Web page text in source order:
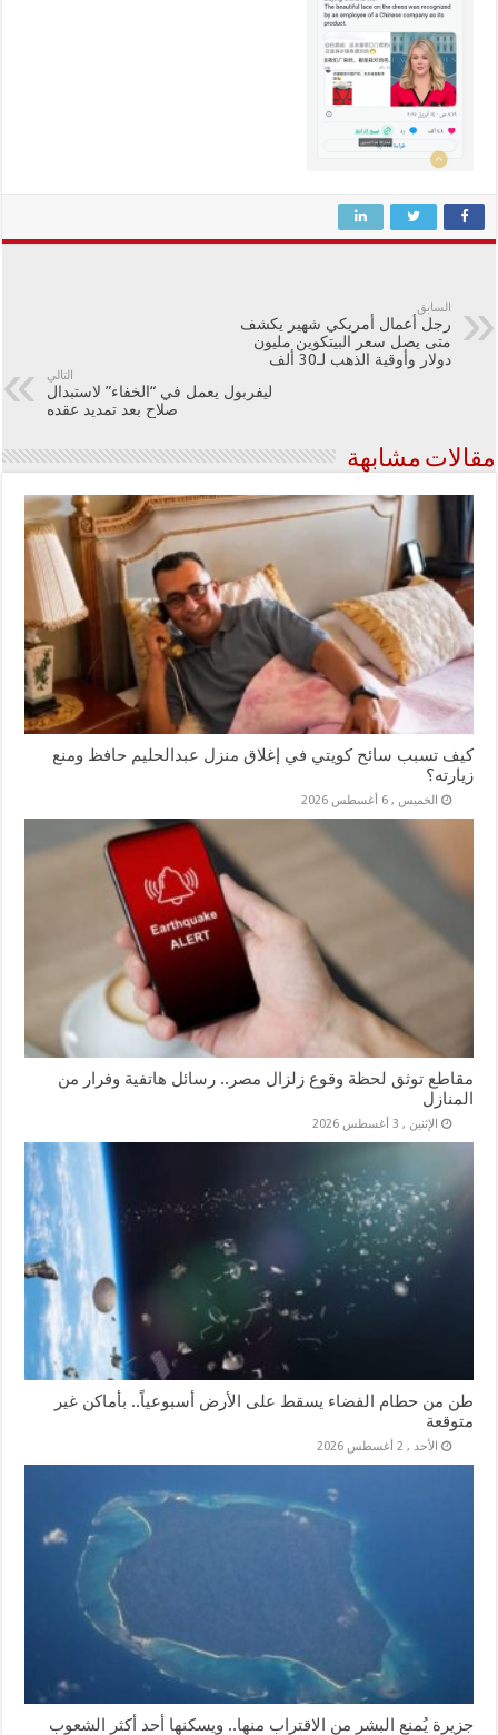
السابق
رجل أعمال أمريكي شهير يكشف
متى يصل سعر البيتكوين مليون
دولار وأوقية الذهب لـ30 ألف
التالي
ليفربول يعمل في “الخفاء” لاستبدال
صلاح بعد تمديد عقده
مقالات مشابهة
كيف تسبب سائح كويتي في إغلاق منزل عبدالحليم حافظ ومنع
زيارته؟
الخميس , 6 أغسطس 2026
مقاطع توثق لحظة وقوع زلزال مصر.. رسائل هاتفية وفرار من
المنازل
الإثنين , 3 أغسطس 2026
طن من حطام الفضاء يسقط على الأرض أسبوعياً.. بأماكن غير
متوقعة
الأحد , 2 أغسطس 2026
جزيرة يُمنع البشر من الاقتراب منها.. ويسكنها أحد أكثر الشعوب